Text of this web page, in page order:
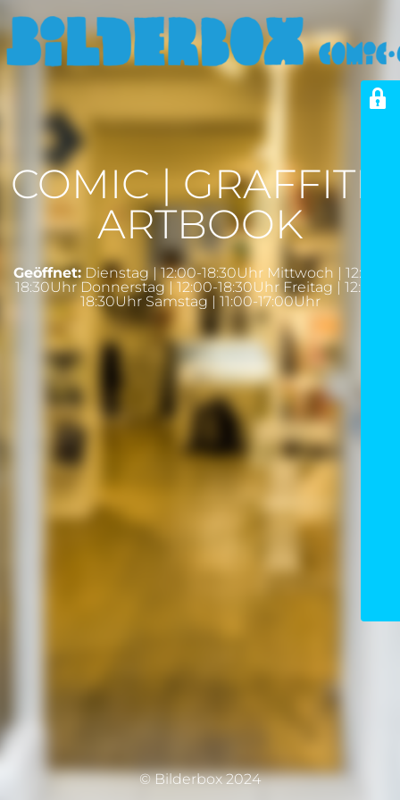
COMIC | GRAFFITI |
ARTBOOK
Geöffnet: Dienstag | 12:00-18:30Uhr Mittwoch | 12:00-
18:30Uhr Donnerstag | 12:00-18:30Uhr Freitag | 12:00-
18:30Uhr Samstag | 11:00-17:00Uhr
© Bilderbox 2024